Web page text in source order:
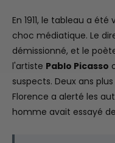
En 1911, le tableau a
choc médiatique. Le
démissionné, et le
l'artiste Pablo Picasso
suspects. Deux ans
Florence a alerté les
homme avait essayé